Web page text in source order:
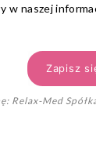
w naszej
Relax-Med